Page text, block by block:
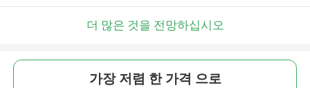
더 많은 것을 전망하십시오
가장 저렴 한 가격 으로